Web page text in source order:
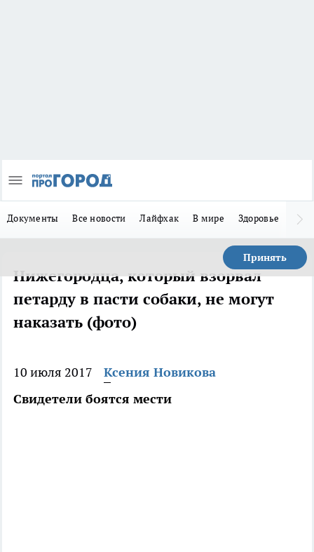
Документы Все новости Лайфхак В мире Здоровье
Принять
Нижегородца, который взорвал
петарду в пасти собаки, не могут
наказать (фото)
10 июля 2017
Ксения Новикова
Свидетели боятся мести